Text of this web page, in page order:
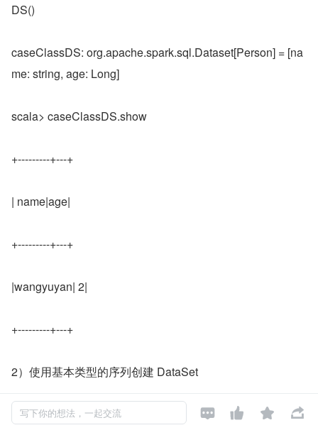
DS()
caseClassDS: org.apache.spark.sql.Dataset[Person] = [na
me: string, age: Long]
scala> caseClassDS.show
+---------+---+
| name|age|
+---------+---+
|wangyuyan| 2|
+---------+---+
2）使用基本类型的序列创建 DataSet
scala> val ds = Seq(1,2,3,4,5,6).toDS
写下你的想法，一起交流    